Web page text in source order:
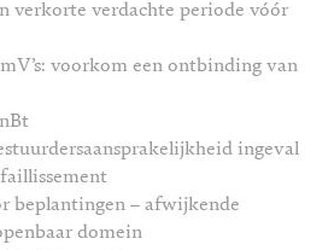
verkorte verdachte periode vóór
voorkom een ontbinding van
ingeval
beplantingen – afwijkende
domein